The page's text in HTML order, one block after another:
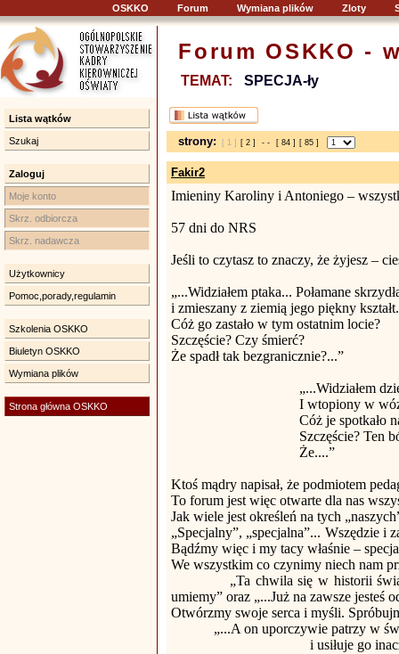
OSKKO Forum Wymiana plików Zloty
Lista wątków
Szukaj
Zaloguj
Moje konto
Skrz. odbiorcza
Skrz. nadawcza
Użytkownicy
Pomoc,porady,regulamin
Szkolenia OSKKO
Biuletyn OSKKO
Wymiana plików
Strona główna OSKKO
Forum OSKKO -
TEMAT: SPECJA-ły
strony: [ 1 ] [ 2 ] - - [ 84 ] [ 85 ]
Fakir2
Imieniny Karoliny i Antoniego –
57 dni do NRS
Jeśli to czytasz to znaczy, że żyjesz –
„...Widziałem ptaka... Połamane
i zmieszany z ziemią jego piękny
Cóż go zastało w tym ostatnim locie?
Szczęście? Czy śmierć?
Że spadł tak bezgranicznie?...”
„...Widziałem
I wtopiony w
Cóż je spotkało
Szczęście? Ten
Że....”
Ktoś mądry napisał, że podmiotem
To forum jest więc otwarte dla nas
Jak wiele jest określeń na tych
„Specjalny”, „specjalna”... Wszędzie i
Bądźmy więc i my tacy właśnie –
We wszystkim co czynimy niech nam
„Ta chwila się w historii
umiemy” oraz „...Już na zawsze jesteś
Otwórzmy swoje serca i myśli.
„...A on uporczywie patrzy w
i usiłuje go